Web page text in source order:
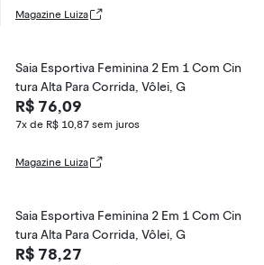
Magazine Luiza
Saia Esportiva Feminina 2 Em 1 Com Cin
tura Alta Para Corrida, Vôlei, G
R$ 76,09
7x de R$ 10,87 sem juros
Magazine Luiza
Saia Esportiva Feminina 2 Em 1 Com Cin
tura Alta Para Corrida, Vôlei, G
R$ 78,27